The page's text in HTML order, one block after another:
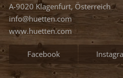
A-9020 Klagenfurt, Österreich
info@huetten.com
www.huetten.com
Facebook